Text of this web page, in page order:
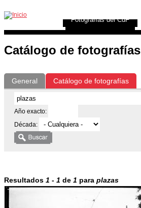
Catálogo de fotografías
General Catálogo de fotografías
Año exacto:
Década:
Resultados 1 - 1 de 1 para plazas
Exposiciones Fotografías del CdF